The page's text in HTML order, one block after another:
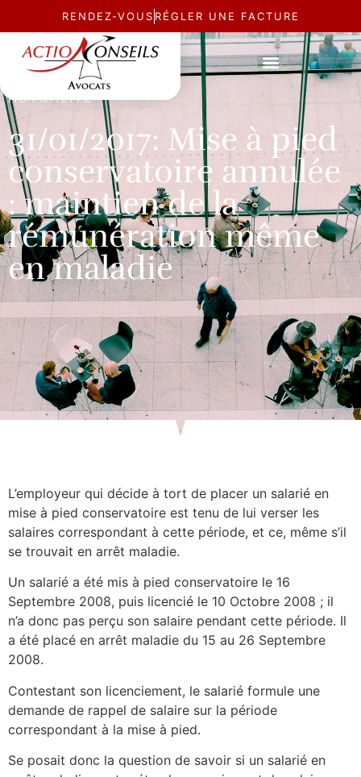
RENDEZ-VOUS RÉGLER UNE FACTURE
ACTUALITÉ
31/01/2017: Mise à pied
conservatoire annulée
: maintien de la
rémunération même
en maladie
L’employeur qui décide à tort de placer un salarié en
mise à pied conservatoire est tenu de lui verser les
salaires correspondant à cette période, et ce, même s’il
se trouvait en arrêt maladie.
Un salarié a été mis à pied conservatoire le 16
Septembre 2008, puis licencié le 10 Octobre 2008 ; il
n’a donc pas perçu son salaire pendant cette période. Il
a été placé en arrêt maladie du 15 au 26 Septembre
2008.
Contestant son licenciement, le salarié formule une
demande de rappel de salaire sur la période
correspondant à la mise à pied.
Se posait donc la question de savoir si un salarié en